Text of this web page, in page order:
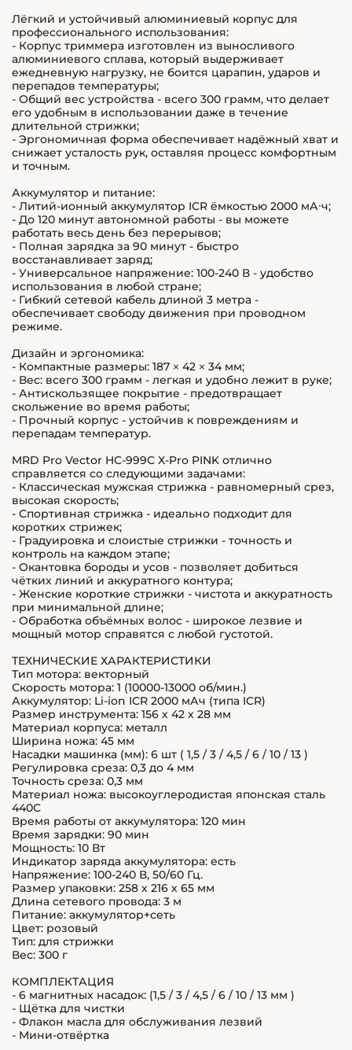
Лёгкий и устойчивый алюминиевый корпус для
профессионального использования:
- Корпус триммера изготовлен из выносливого
алюминиевого сплава, который выдерживает
ежедневную нагрузку, не боится царапин, ударов и
перепадов температуры;
- Общий вес устройства - всего 300 грамм, что делает
его удобным в использовании даже в течение
длительной стрижки;
- Эргономичная форма обеспечивает надёжный хват и
снижает усталость рук, оставляя процесс комфортным
и точным.
Аккумулятор и питание:
- Литий-ионный аккумулятор ICR ёмкостью 2000 мА·ч;
- До 120 минут автономной работы - вы можете
работать весь день без перерывов;
- Полная зарядка за 90 минут - быстро
восстанавливает заряд;
- Универсальное напряжение: 100-240 В - удобство
использования в любой стране;
- Гибкий сетевой кабель длиной 3 метра -
обеспечивает свободу движения при проводном
режиме.
Дизайн и эргономика:
- Компактные размеры: 187 × 42 × 34 мм;
- Вес: всего 300 грамм - легкая и удобно лежит в руке;
- Антискользящее покрытие - предотвращает
скольжение во время работы;
- Прочный корпус - устойчив к повреждениям и
перепадам температур.
MRD Pro Vector HC-999C X-Pro PINK отлично
справляется со следующими задачами:
- Классическая мужская стрижка - равномерный срез,
высокая скорость;
- Спортивная стрижка - идеально подходит для
коротких стрижек;
- Градуировка и слоистые стрижки - точность и
контроль на каждом этапе;
- Окантовка бороды и усов - позволяет добиться
чётких линий и аккуратного контура;
- Женские короткие стрижки - чистота и аккуратность
при минимальной длине;
- Обработка объёмных волос - широкое лезвие и
мощный мотор справятся с любой густотой.
ТЕХНИЧЕСКИЕ ХАРАКТЕРИСТИКИ
Тип мотора: векторный
Скорость мотора: 1 (10000-13000 об/мин.)
Аккумулятор: Li-ion ICR 2000 мАч (типа ICR)
Размер инструмента: 156 х 42 х 28 мм
Материал корпуса: металл
Ширина ножа: 45 мм
Насадки машинка (мм): 6 шт ( 1,5 / 3 / 4,5 / 6 / 10 / 13 )
Регулировка среза: 0,3 до 4 мм
Точность среза: 0,3 мм
Материал ножа: высокоуглеродистая японская сталь
440C
Время работы от аккумулятора: 120 мин
Время зарядки: 90 мин
Мощность: 10 Вт
Индикатор заряда аккумулятора: есть
Напряжение: 100-240 В, 50/60 Гц.
Размер упаковки: 258 х 216 х 65 мм
Длина сетевого провода: 3 м
Питание: аккумулятор+сеть
Цвет: розовый
Тип: для стрижки
Вес: 300 г
КОМПЛЕКТАЦИЯ
- 6 магнитных насадок: (1,5 / 3 / 4,5 / 6 / 10 / 13 мм )
- Щётка для чистки
- Флакон масла для обслуживания лезвий
- Мини-отвёртка